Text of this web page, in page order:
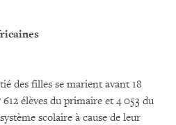
des filles se marient avant 18
élèves du primaire et 4 053 du
scolaire à cause de leur